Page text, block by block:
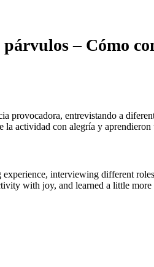
– Cómo
provocadora, entrevistando a
actividad con alegría y
interviewing different
with joy, and learned a little